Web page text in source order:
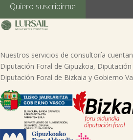
lursail@lursailkoop.eus. Puede obtener
página web.
Quiero suscribirme
Nuestros servicios de consultoría
Diputación Foral de Gipuzkoa,
Diputación Foral de Bizkaia y Gobierno